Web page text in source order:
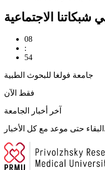
شبكاتنا الاجتماعية
08
:
54
جامعة فولغا للبحوث الطبية
فقط الآن
آخر أخبار الجامعة
البقاء حتى موعد مع كل الأخبار.